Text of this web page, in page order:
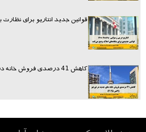
قوانین جدید انتاریو برای نظارت
کاهش 41 درصدی فروش خانه در تورنتو